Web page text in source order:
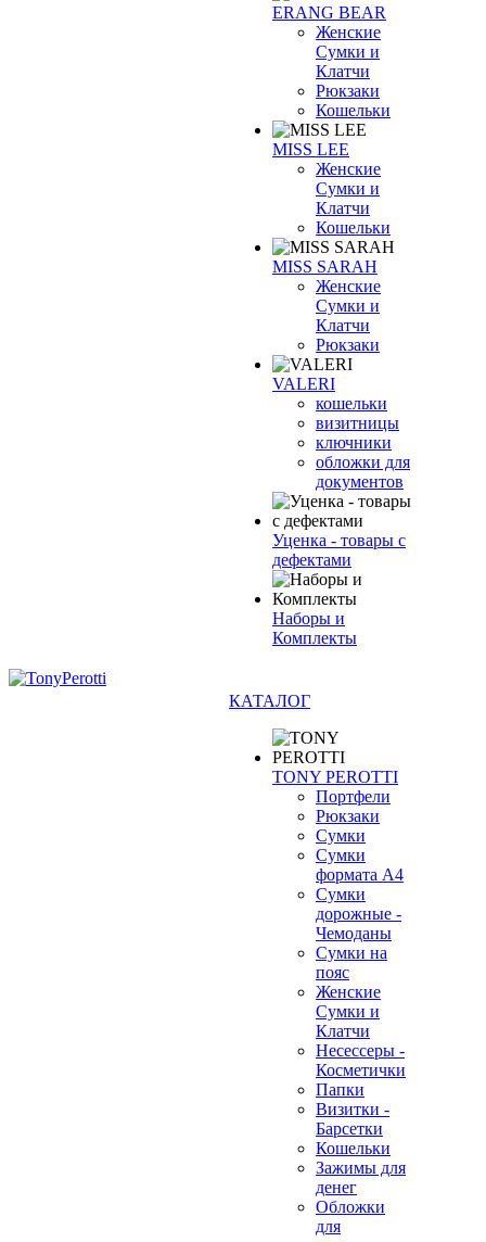
ERANG BEAR
Женские
Сумки и
Клатчи
Рюкзаки
Кошельки
MISS LEE
Женские
Сумки и
Клатчи
Кошельки
MISS SARAH
Женские
Сумки и
Клатчи
Рюкзаки
VALERI
кошельки
визитницы
ключники
обложки для
документов
Уценка - товары с
дефектами
Наборы и
Комплекты
КАТАЛОГ
TONY PEROTTI
Портфели
Рюкзаки
Сумки
Сумки
формата А4
Сумки
дорожные -
Чемоданы
Сумки на
пояс
Женские
Сумки и
Клатчи
Несессеры -
Косметички
Папки
Визитки -
Барсетки
Кошельки
Зажимы для
денег
Обложки
для